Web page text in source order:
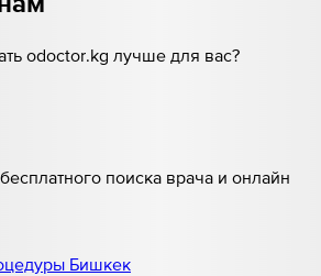
odoctor.kg лучше для вас?
поиска врача и онлайн
Бишкек